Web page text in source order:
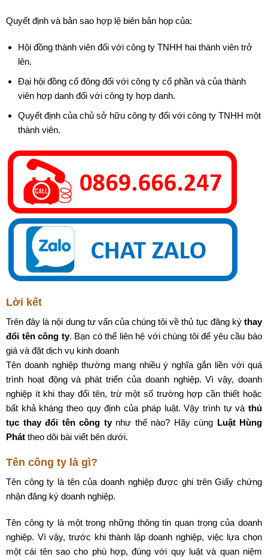
Quyết định và bản sao hợp lệ biên bản họp của:
Hội đồng thành viên đối với công ty TNHH hai thành viên trở
lên.
Đại hội đồng cổ đông đối với công ty cổ phần và của thành
viên hợp danh đối với công ty hợp danh.
Quyết định của chủ sở hữu công ty đối với công ty TNHH một
thành viên.
Lời kết
Trên đây là nội dung tư vấn của chúng tôi về thủ tục đăng ký thay
đổi tên công ty. Bạn có thể liên hệ với chúng tôi để yêu cầu báo
giá và đặt dịch vụ kinh doanh
Tên doanh nghiệp thường mang nhiều ý nghĩa gắn liền với quá
trình hoạt động và phát triển của doanh nghiệp. Vì vậy, doanh
nghiệp ít khi thay đổi tên, trừ một số trường hợp cần thiết hoặc
bất khả kháng theo quy định của pháp luật. Vậy trình tự và thủ
tục thay đổi tên công tynhư thế nào? Hãy cùng Luật Hùng
Phát theo dõi bài viết bên dưới.
Tên công ty là gì?
Tên công ty là tên của doanh nghiệp được ghi trên Giấy chứng
nhận đăng ký doanh nghiệp.
Tên công ty là một trong những thông tin quan trọng của doanh
nghiệp. Vì vậy, trước khi thành lập doanh nghiệp, việc lựa chọn
một cái tên sao cho phù hợp, đúng với quy luật và quan niệm